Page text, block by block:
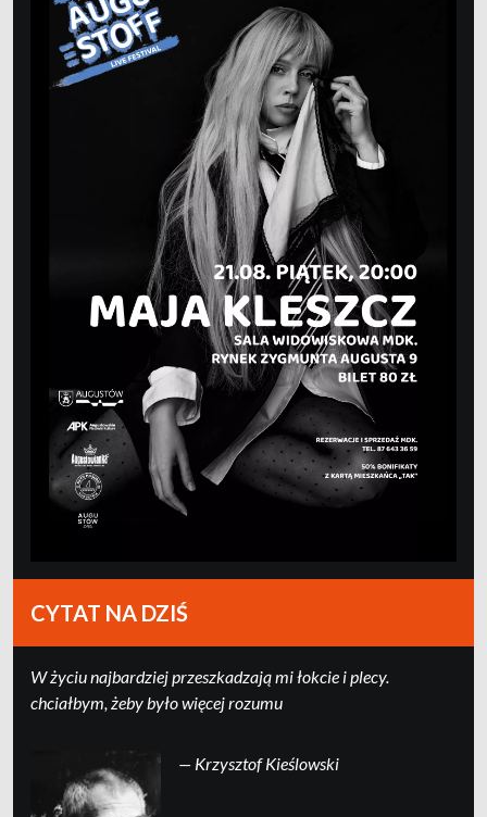
CYTAT NA DZIŚ
W życiu najbardziej przeszkadzają mi łokcie i plecy.
chciałbym, żeby było więcej rozumu
— Krzysztof Kieślowski